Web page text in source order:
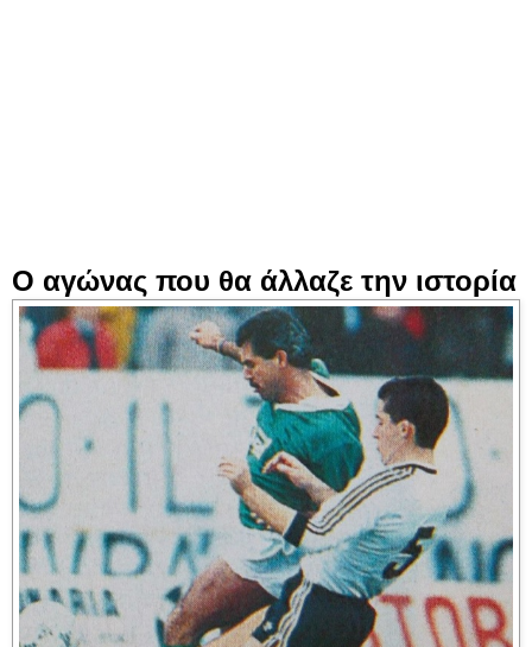
Ο αγώνας που θα άλλαζε την ιστορία